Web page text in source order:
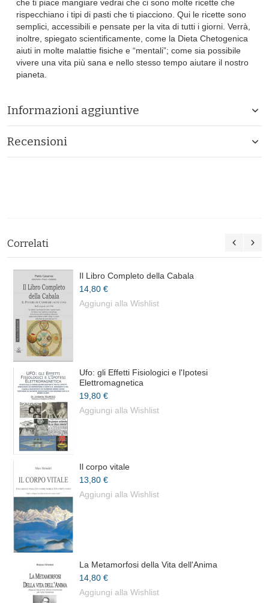
Correlati
Il Libro Completo della Cabala
14,80 €
Aggiungi alla Wishlist
Ufo: gli Effetti Fisiologici e l'Ipotesi
Elettromagnetica
19,80 €
Aggiungi alla Wishlist
Il corpo vitale
13,80 €
Aggiungi alla Wishlist
La Metamorfosi della Vita dell'Anima
14,80 €
Aggiungi alla Wishlist
che ti piace mangiare vedrai che ci sono molte ricette che
rispecchiano i tipi di pasti che ti piacciono. Qui le ricette sono
semplici, accessibili e pensate per la vita di tutti i giorni. Verrà,
inoltre, spiegato scientificamente, come la Dieta Chetogenica
aiuti in molte malattie fisiche e “mentali”; come sia possibile
vivere una vita più sana e nello stesso tempo aiutare il nostro
pianeta.
Informazioni aggiuntive
Recensioni